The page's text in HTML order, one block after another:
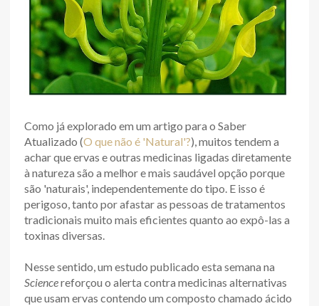
Como já explorado em um artigo para o Saber
Atualizado (O que não é 'Natural'?), muitos tendem a
achar que ervas e outras medicinas ligadas diretamente
à natureza são a melhor e mais saudável opção porque
são 'naturais', independentemente do tipo. E isso é
perigoso, tanto por afastar as pessoas de tratamentos
tradicionais muito mais eficientes quanto ao expô-las a
toxinas diversas.
Nesse sentido, um estudo publicado esta semana na
Sciencereforçou o alerta contra medicinas alternativas
que usam ervas contendo um composto chamado ácido